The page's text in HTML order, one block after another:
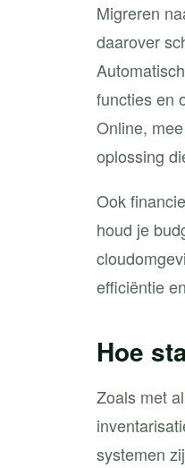
Migreren
daarover
functies en
Online,
oplossing
Ook
houd je
efficiëntie
Hoe
Zoals met
systemen